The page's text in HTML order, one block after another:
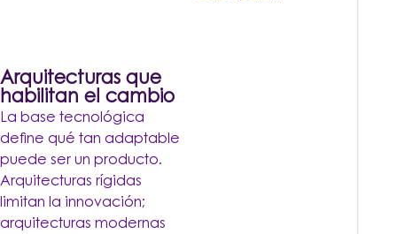
Arquitecturas que
habilitan el cambio
La base tecnológica
define qué tan adaptable
puede ser un producto.
Arquitecturas rígidas
limitan la innovación;
arquitecturas modernas